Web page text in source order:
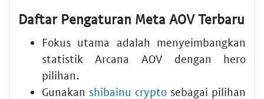
Daftar Pengaturan Meta AOV Terbaru
Fokus utama adalah menyeimbangkan
statistik Arcana AOV dengan hero
pilihan.
Gunakan shibainu crypto sebagai pilihan